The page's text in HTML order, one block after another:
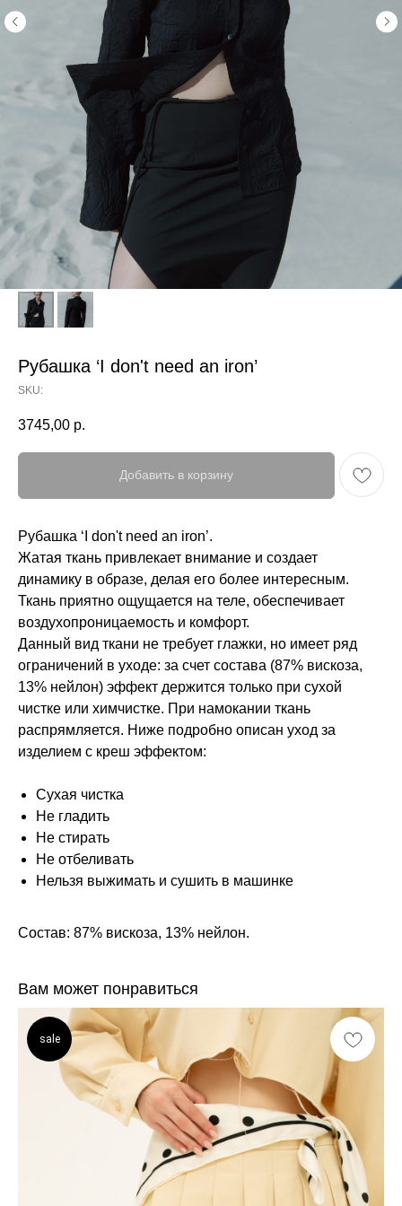
Рубашка ‘I don't need an iron’
SKU:
3745,00 р.
Добавить в корзину
Рубашка ‘I don't need an iron’.
Жатая ткань привлекает внимание и создает
динамику в образе, делая его более интересным.
Ткань приятно ощущается на теле, обеспечивает
воздухопроницаемость и комфорт.
Данный вид ткани не требует глажки, но имеет ряд
ограничений в уходе: за счет состава (87% вискоза,
13% нейлон) эффект держится только при сухой
чистке или химчистке. При намокании ткань
распрямляется. Ниже подробно описан уход за
изделием с креш эффектом:
Сухая чистка
Не гладить
Не стирать
Не отбеливать
Нельзя выжимать и сушить в машинке
Состав: 87% вискоза, 13% нейлон.
Вам может понравиться
sale